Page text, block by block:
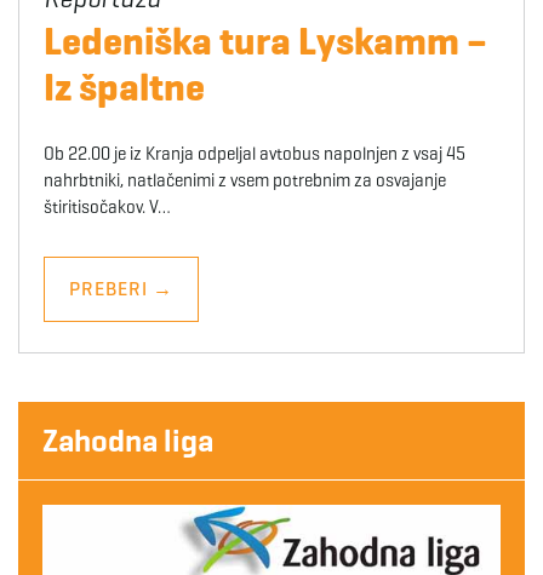
Ledeniška tura Lyskamm –
Iz špaltne
Ob 22.00 je iz Kranja odpeljal avtobus napolnjen z vsaj 45
nahrbtniki, natlačenimi z vsem potrebnim za osvajanje
štiritisočakov. V…
PREBERI →
Zahodna liga